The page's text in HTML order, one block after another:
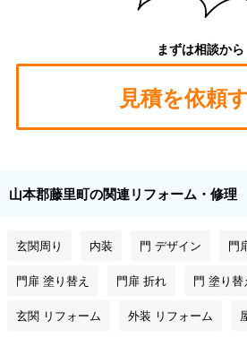
まずは相談から
見積を依頼
山本郡藤里町の関連リフォーム・修理
玄関周り 内装 門 デザイン 門
門扉 塗り替え 門扉 折れ 門 塗り替
玄関 リフォーム 外装 リフォーム